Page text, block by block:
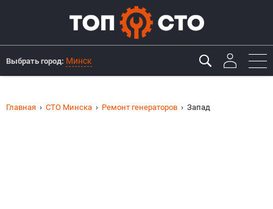
Выбрать город: Минск
Главная СТО Минска Ремонт генераторов Запад